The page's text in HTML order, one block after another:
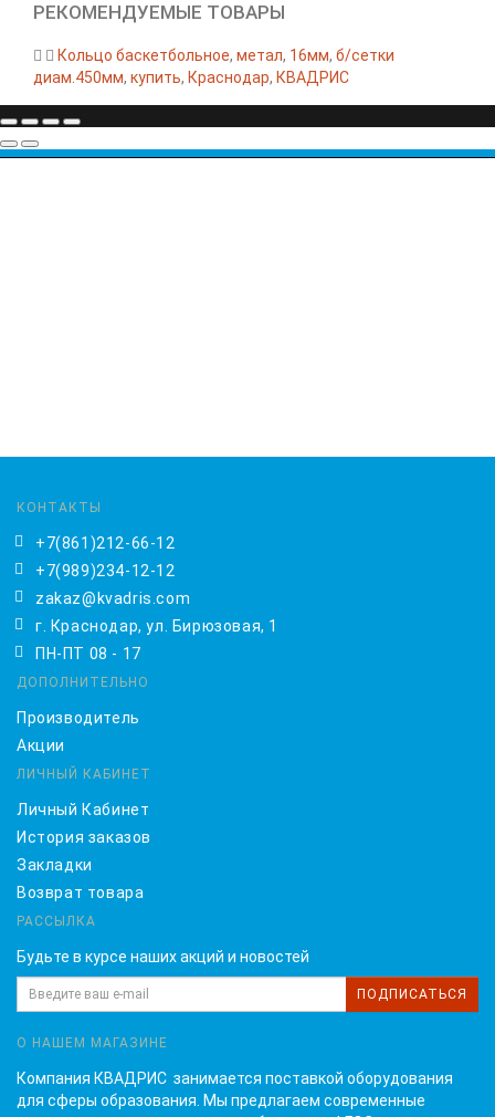
РЕКОМЕНДУЕМЫЕ ТОВАРЫ
Кольцо баскетбольное, метал, 16мм, б/сетки
диам.450мм, купить, Краснодар, КВАДРИС
КОНТАКТЫ
+7(861)212-66-12
+7(989)234-12-12
zakaz@kvadris.com
г. Краснодар, ул. Бирюзовая, 1
ПН-ПТ 08 - 17
ДОПОЛНИТЕЛЬНО
Производитель
Акции
ЛИЧНЫЙ КАБИНЕТ
Личный Кабинет
История заказов
Закладки
Возврат товара
РАССЫЛКА
Будьте в курсе наших акций и новостей
ПОДПИСАТЬСЯ
О НАШЕМ МАГАЗИНЕ
Компания КВАДРИС занимается поставкой оборудования
для сферы образования. Мы предлагаем современные